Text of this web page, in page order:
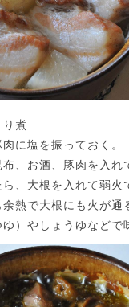
り煮
に塩を振っておく。
、お酒、豚肉を入れ
、大根を入れて弱火
熱で大根にも火が通
）やしょうゆなどで